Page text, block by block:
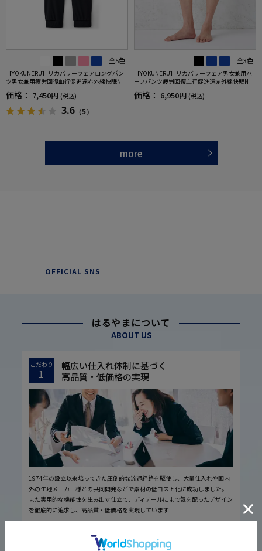
全5色
【YOKUNERU】リカバリーウェアロングパン
ツ男女兼用疲労回復血行促進遠赤外線快眠NA
NOMIX(R)【一般医療機器】SS～LLサイズ
価格： 7,450円 (税込)
3.6 （5）
全3色
【YOKUNERU】リカバリーウェア男女兼用ハ
ーフパンツ疲労回復血行促進遠赤外線快眠NA
NOMIX(R)【一般医療機器】SS～LLサイズ
価格： 6,950円 (税込)
more
OFFICIAL SNS
はるやまについて
ABOUT US
こだわり
1
幅広い仕入れ体制に基づく
高品質・低価格の実現
1974年の設立以来培ってきた圧倒的な流通経路を駆使し、大量仕入れや国内
外の生地メーカー様との共同開発などで素材の低コスト化に成功しました。
また実用的な機能性を生み出す仕立て、ディテールにまで気を配ったデザイン
を徹底的に追求し、高品質・低価格を実現しています
厳しい品質管理体制に基づく